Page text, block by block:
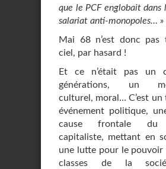
que le PCF englobait dans
salariat anti-monopoles… »
Mai 68 n’est donc pas
ciel, par hasard !
Et ce n’était pas un
générations, un
culturel, moral… C’est un
événement politique,
cause frontale du
capitaliste, mettant en
une lutte pour le pouvoir
classes de la